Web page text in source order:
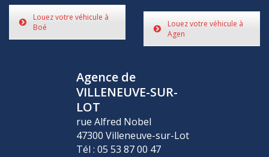
Louez votre véhicule à
Boé
Louez votre véhicule à
Agen
Agence de
VILLENEUVE-SUR-
LOT
rue Alfred Nobel
47300 Villeneuve-sur-Lot
Tél : 05 53 87 00 47